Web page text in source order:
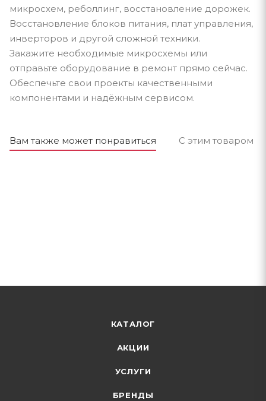
микросхем, реболлинг, восстановление дорожек.
Восстановление блоков питания, плат управления,
инверторов и другой сложной техники.
Закажите необходимые микросхемы или
отправьте оборудование в ремонт прямо сейчас.
Обеспечьте свои проекты качественными
компонентами и надёжным сервисом.
Вам также может понравиться С этим товаром
КАТАЛОГ
АКЦИИ
УСЛУГИ
БРЕНДЫ